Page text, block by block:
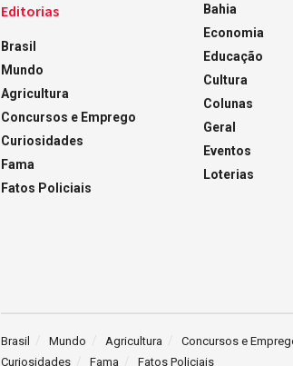
Editorias
Brasil
Mundo
Agricultura
Concursos e Emprego
Curiosidades
Fama
Fatos Policiais
Bahia
Economia
Educação
Cultura
Colunas
Geral
Eventos
Loterias
Brasil Mundo Agricultura
Concursos e
Curiosidades
Fama Fatos Policiais